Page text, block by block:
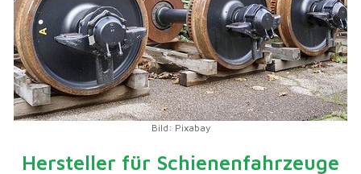
Bild: Pixabay
Hersteller für Schienenfahrzeuge